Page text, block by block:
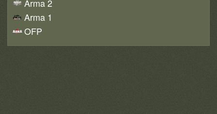
Arma 2
Arma 1
OFP